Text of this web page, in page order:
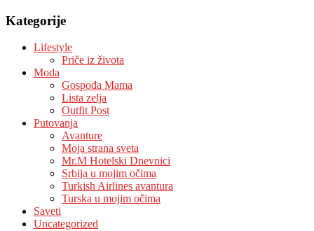
Kategorije
Lifestyle
Priče iz života
Moda
Gospođa Mama
Lista zelja
Outfit Post
Putovanja
Avanture
Moja strana sveta
Mr.M Hotelski Dnevnici
Srbija u mojim očima
Turkish Airlines avantura
Turska u mojim očima
Saveti
Uncategorized